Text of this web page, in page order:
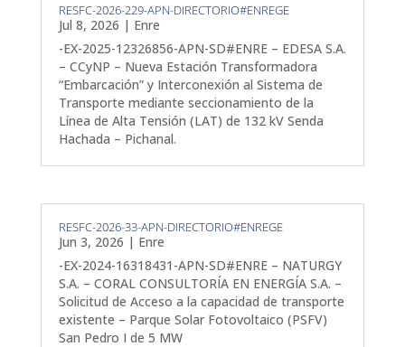
RESFC-2026-229-APN-DIRECTORIO#ENREGE
Jul 8, 2026 | Enre
-EX-2025-12326856-APN-SD#ENRE – EDESA S.A.
– CCyNP – Nueva Estación Transformadora
“Embarcación” y Interconexión al Sistema de
Transporte mediante seccionamiento de la
Línea de Alta Tensión (LAT) de 132 kV Senda
Hachada – Pichanal.
RESFC-2026-33-APN-DIRECTORIO#ENREGE
Jun 3, 2026 | Enre
-EX-2024-16318431-APN-SD#ENRE – NATURGY
S.A. – CORAL CONSULTORÍA EN ENERGÍA S.A. –
Solicitud de Acceso a la capacidad de transporte
existente – Parque Solar Fotovoltaico (PSFV)
San Pedro I de 5 MW